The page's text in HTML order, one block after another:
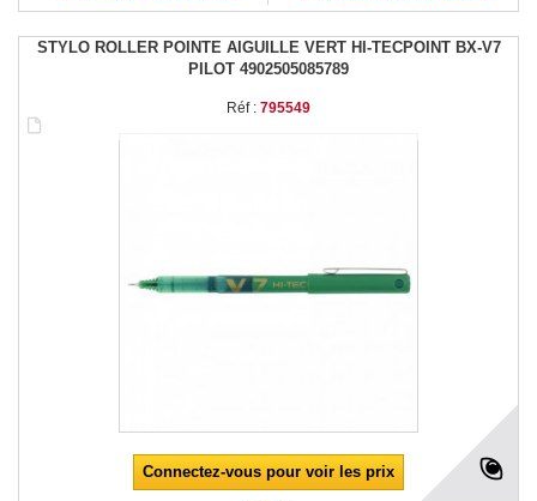
STYLO ROLLER POINTE AIGUILLE VERT HI-TECPOINT BX-V7
PILOT 4902505085789
Réf : 795549
Connectez-vous pour voir les prix